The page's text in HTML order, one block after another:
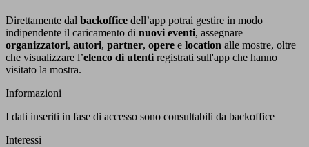
Direttamente dal backoffice dell’app potrai gestire in modo
indipendente il caricamento di nuovi eventi, assegnare
organizzatori, autori, partner, opere e location alle mostre, oltre
che visualizzare l’elenco di utenti registrati sull'app che hanno
visitato la mostra.
Informazioni
I dati inseriti in fase di accesso sono consultabili da backoffice
Interessi